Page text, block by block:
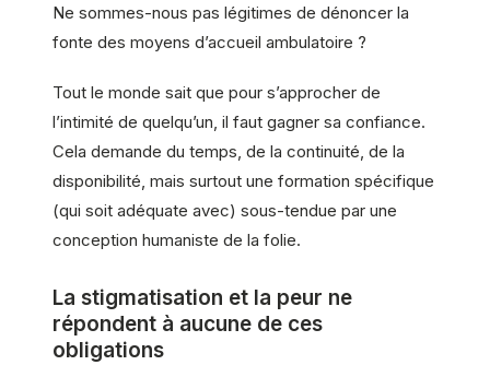
Ne sommes-nous pas légitimes de dénoncer la
fonte des moyens d’accueil ambulatoire ?
Tout le monde sait que pour s’approcher de
l’intimité de quelqu’un, il faut gagner sa confiance.
Cela demande du temps, de la continuité, de la
disponibilité, mais surtout une formation spécifique
(qui soit adéquate avec) sous-tendue par une
conception humaniste de la folie.
La stigmatisation et la peur ne
répondent à aucune de ces
obligations